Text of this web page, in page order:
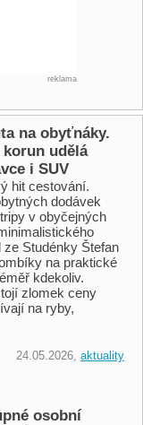
reklama
na obyťnáky.
udělá
i SUV
hit cestování.
dodávek
v obyčejných
ze Studénky Štefan
na praktické
kdekoliv.
zlomek ceny
na ryby,
24.05.2026, aktuality
osobní